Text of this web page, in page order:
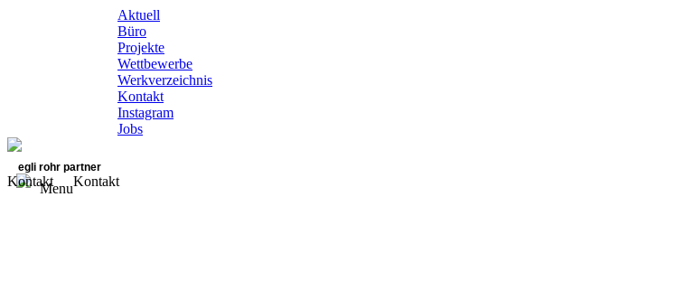
Aktuell
Büro
Projekte
Wettbewerbe
Werkverzeichnis
Kontakt
Instagram
Jobs
egli rohr partner
Menu
Kontakt Kontakt